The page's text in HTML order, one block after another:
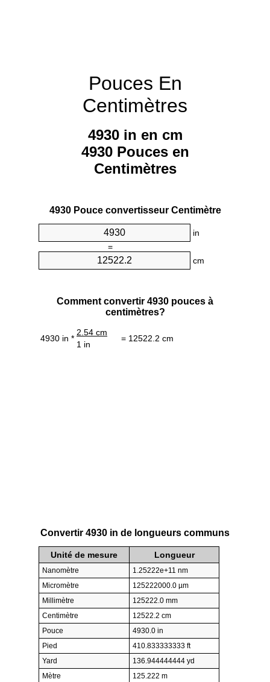
Pouces En
Centimètres
4930 in en cm
4930 Pouces en
Centimètres
4930 Pouce convertisseur Centimètre
in
=
cm
Comment convertir 4930 pouces à
centimètres?
4930 in *
2.54 cm
= 12522.2 cm
1 in
Convertir 4930 in de longueurs communs
Unité de mesure Longueur
Nanomètre
1.25222e+11 nm
Micromètre
125222000.0 µm
Millimètre
125222.0 mm
Centimètre
12522.2 cm
Pouce
4930.0 in
Pied
410.833333333 ft
Yard
136.944444444 yd
Mètre
125.222 m